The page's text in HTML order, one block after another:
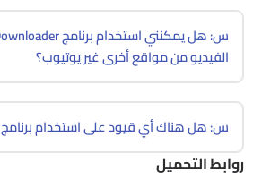
الفيديو من مواقع أخرى غير يوتيوب؟
س: هل هناك أي قيود على استخدام برنامج By Click Downloader؟
روابط التحميل